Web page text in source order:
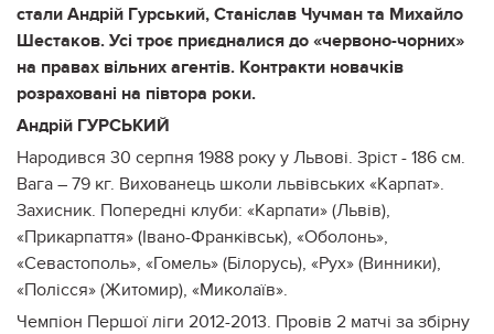
стали Андрій Гурський, Станіслав Чучман та Михайло
Шестаков. Усі троє приєдналися до «червоно-чорних»
на правах вільних агентів. Контракти новачків
розраховані на півтора роки.
Андрій ГУРСЬКИЙ
Народився 30 серпня 1988 року у Львові. Зріст - 186 см.
Вага – 79 кг. Вихованець школи львівських «Карпат».
Захисник. Попередні клуби: «Карпати» (Львів),
«Прикарпаття» (Івано-Франківськ), «Оболонь»,
«Севастополь», «Гомель» (Білорусь), «Рух» (Винники),
«Полісся» (Житомир), «Миколаїв».
Чемпіон Першої ліги 2012-2013. Провів 2 матчі за збірну